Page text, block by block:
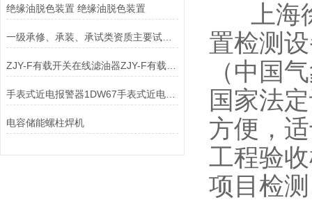
绝缘油脱色装置 绝缘油脱色装置
一级承修、承装、承试类资质主要试验设备配置表
手表式近电报警器1DW67手表式近电报警器1XF8M
电容储能螺柱焊机
上海徐
置检测
（中国
国家法
方便，
工程验
项目检